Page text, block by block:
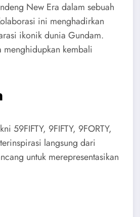
New Era dalam sebuah
ini menghadirkan
ikonik dunia Gundam.
kembali
59FIFTY, 9FIFTY, 9FORTY,
langsung dari
untuk merepresentasikan